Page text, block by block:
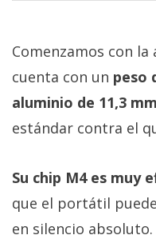
Comenzamos con
cuenta con un peso
aluminio de 11,3
estándar contra el
Su chip M4 es muy
que el portátil
en silencio